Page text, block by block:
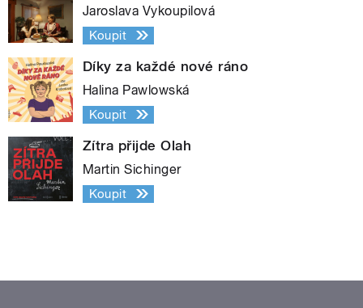
Jaroslava Vykoupilová
Koupit
Díky za každé nové ráno
Halina Pawlowská
Koupit
Zítra přijde Olah
Martin Sichinger
Koupit